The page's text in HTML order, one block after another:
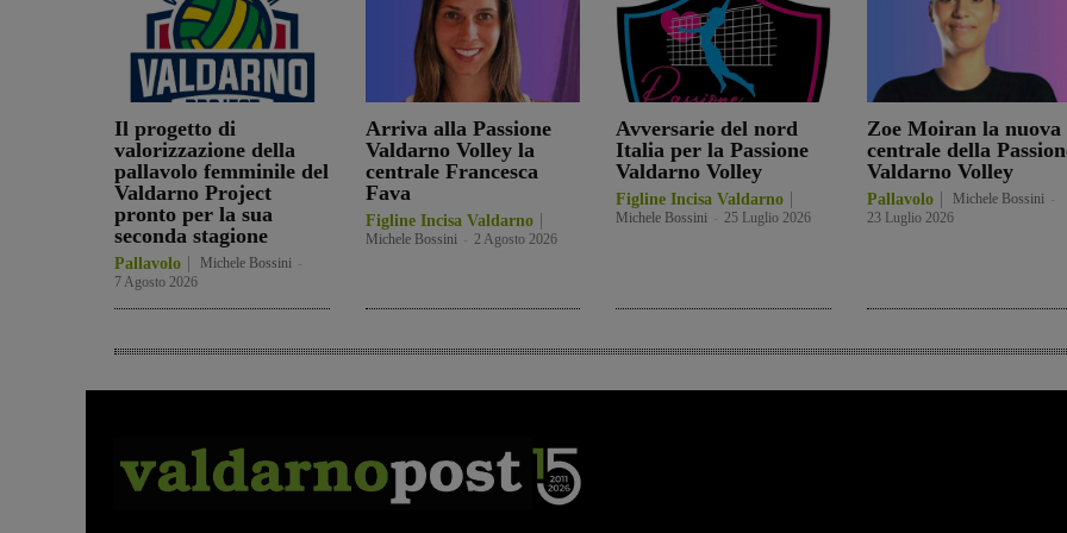
Il progetto di
valorizzazione della
pallavolo femminile del
Valdarno Project
pronto per la sua
seconda stagione
Pallavolo Michele Bossini
7 Agosto 2026
Arriva alla Passione
Valdarno Volley la
centrale Francesca
Fava
Figline Incisa Valdarno
Michele Bossini 2 Agosto 2026
Avversarie del nord
Italia per la Passione
Valdarno Volley
Figline Incisa Valdarno
Michele Bossini 25 Luglio 2026
Zoe Moiran la nuova
centrale della
Valdarno Volley
Pallavolo Michele Bossini
23 Luglio 2026